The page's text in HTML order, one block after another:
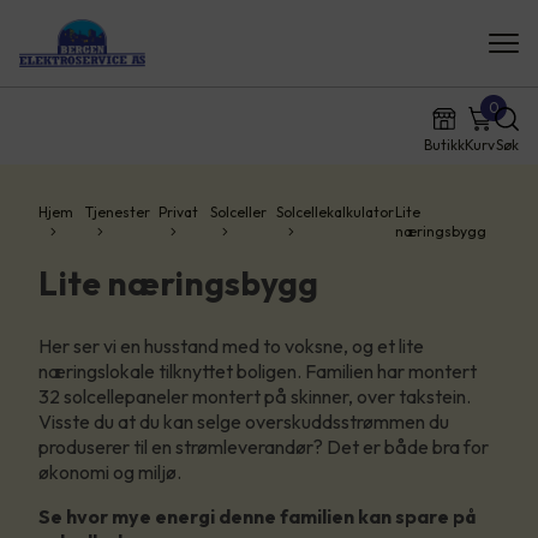
ButikkKurv
0
Søk
Hjem Tjenester Privat Solceller SolcellekalkulatorLite
næringsbygg
Lite næringsbygg
Her ser vi en husstand med to voksne, og et lite
næringslokale tilknyttet boligen. Familien har montert
32 solcellepaneler montert på skinner, over takstein.
Visste du at du kan selge overskuddsstrømmen du
produserer til en strømleverandør? Det er både bra for
økonomi og miljø.
Se hvor mye energi denne familien kan spare på